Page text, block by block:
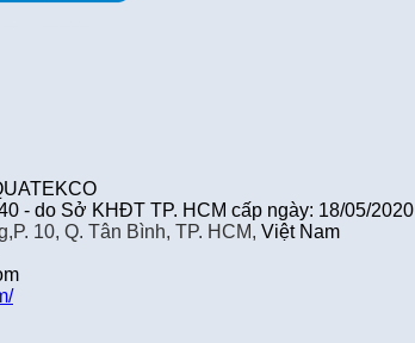
- do Sở KHĐT TP. HCM cấp ngày: 18/05/2020
10, Q. Tân Bình, TP. HCM, Việt Nam